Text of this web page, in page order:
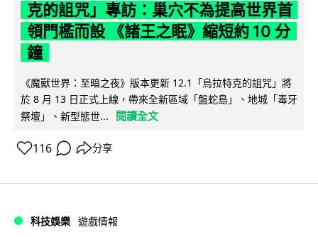
克的詛咒」專訪：巢穴不為提高世界首
領門檻而設 《諸王之眠》縮短約 10 分
鐘
《魔獸世界：至暗之夜》版本更新 12.1「烏拉特克的詛咒」將
於 8 月 13 日正式上線，帶來全新區域「盤蛇島」、地城「毒牙
祭壇」、新型態世...
閱讀全文
116 分享
科技娛樂 遊戲情報